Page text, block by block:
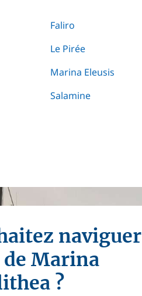
Faliro
Le Pirée
Marina Eleusis
Salamine
naviguer
de Marina
?